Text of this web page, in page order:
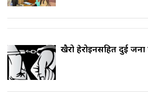
खैरो हेरोइनसहित दुई जना